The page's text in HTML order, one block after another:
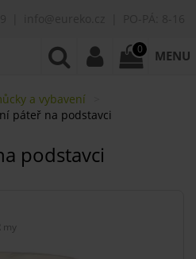
0 MENU
a vybavení
páteř na podstavci
podstavci
my